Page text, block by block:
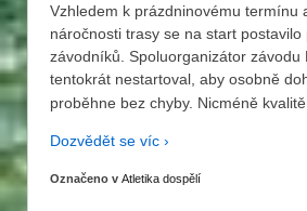
Vzhledem k prázdninovému termínu
náročnosti trasy se na start postavilo
závodníků. Spoluorganizátor závodu
tentokrát nestartoval, aby osobně
proběhne bez chyby. Nicméně
Dozvědět se víc ›
Označeno v Atletika dospělí